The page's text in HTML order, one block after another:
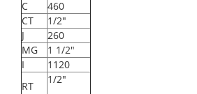
C
460
CT
1/2"
J
260
MG
1 1/2"
I
1120
RT
1/2"